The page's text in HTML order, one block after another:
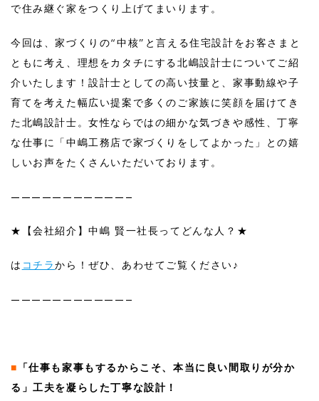
で住み継ぐ家をつくり上げてまいります。
今回は、家づくりの“中核”と言える住宅設計をお客さまと
ともに考え、理想をカタチにする北嶋設計士についてご紹
介いたします！設計士としての高い技量と、家事動線や子
育てを考えた幅広い提案で多くのご家族に笑顔を届けてき
た北嶋設計士。女性ならではの細かな気づきや感性、丁寧
な仕事に「中嶋工務店で家づくりをしてよかった」との嬉
しいお声をたくさんいただいております。
———————————–
★【会社紹介】中嶋 賢一社長ってどんな人？★
は コチラから！ぜひ、あわせてご覧ください♪
———————————–
■ 「仕事も家事もするからこそ、本当に良い間取りが分か
る」工夫を凝らした丁寧な設計！